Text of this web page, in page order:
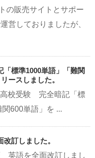
の販売サイトとサポー
営しておりましたが、
標準1000単語」「難関
ースしました。
校受験 完全暗記「標
600単語」を ...
訂しました。
語を全面改訂しまし